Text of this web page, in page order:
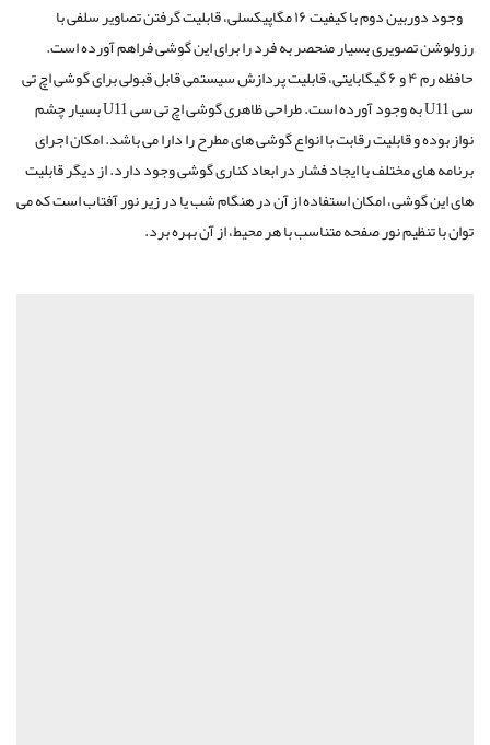
وجود دوربین دوم با کیفیت ۱۶ مگاپیکسلی، قابلیت گرفتن تصاویر سلفی با
رزولوشن تصویری بسیار منحصر به فرد را برای این گوشی فراهم آورده است.
حافظه رم ۴ و ۶ گیگابایتی، قابلیت پردازش سیستمی قابل قبولی برای گوشی اچ تی
سیU11به وجود آورده است. طراحی ظاهری گوشی اچ تی سیU11بسیار چشم
نواز بوده و قابلیت رقابت با انواع گوشی های مطرح را دارا می باشد. امکان اجرای
برنامه های مختلف با ایجاد فشار در ابعاد کناری گوشی وجود دارد. از دیگر قابلیت
های این گوشی، امکان استفاده از آن در هنگام شب یا در زیر نور آفتاب است که می
توان با تنظیم نور صفحه متناسب با هر محیط، از آن بهره برد.